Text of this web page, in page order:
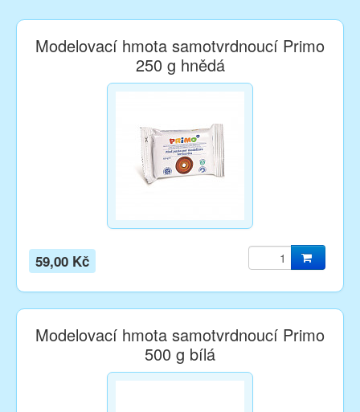
Modelovací hmota samotvrdnoucí Primo
250 g hnědá
59,00 Kč
Modelovací hmota samotvrdnoucí Primo
500 g bílá